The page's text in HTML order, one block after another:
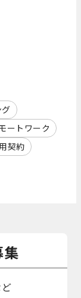
ートワーク
契約
集